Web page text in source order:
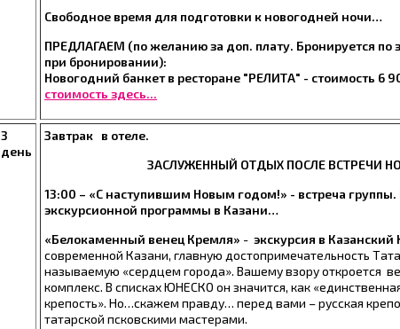
Свободное время для подготовки к новогодней ночи…
ПРЕДЛАГАЕМ (по желанию за доп. плату. Бронируется по
при бронировании):
Новогодний банкет в ресторане "РЕЛИТА" - стоимость 6
стоимость здесь...
3
день
Завтрак в отеле.
ЗАСЛУЖЕННЫЙ ОТДЫХ ПОСЛЕ ВСТРЕЧИ
13:00 – «С наступившим Новым годом!» - встреча
экскурсионной программы в Казани…
«Белокаменный венец Кремля» - экскурсия в Казанский
современной Казани, главную достопримечательность
называемую «сердцем города». Вашему взору откроется
комплекс. В списках ЮНЕСКО он значится, как
крепость». Но…скажем правду… перед вами – русская
татарской псковскими мастерами.